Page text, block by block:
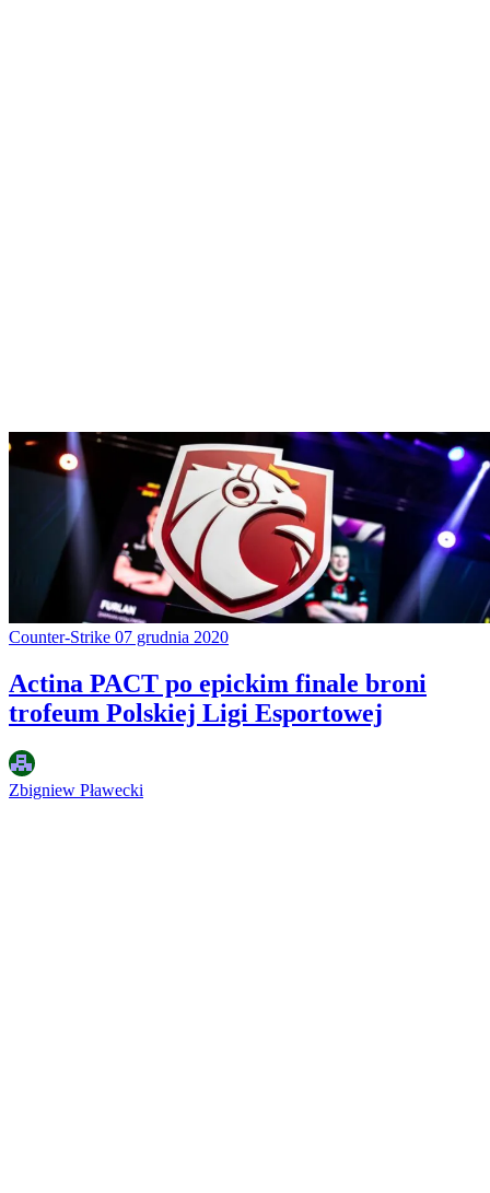
Counter-Strike 07 grudnia 2020
Actina PACT po epickim finale broni
trofeum Polskiej Ligi Esportowej
Zbigniew Pławecki